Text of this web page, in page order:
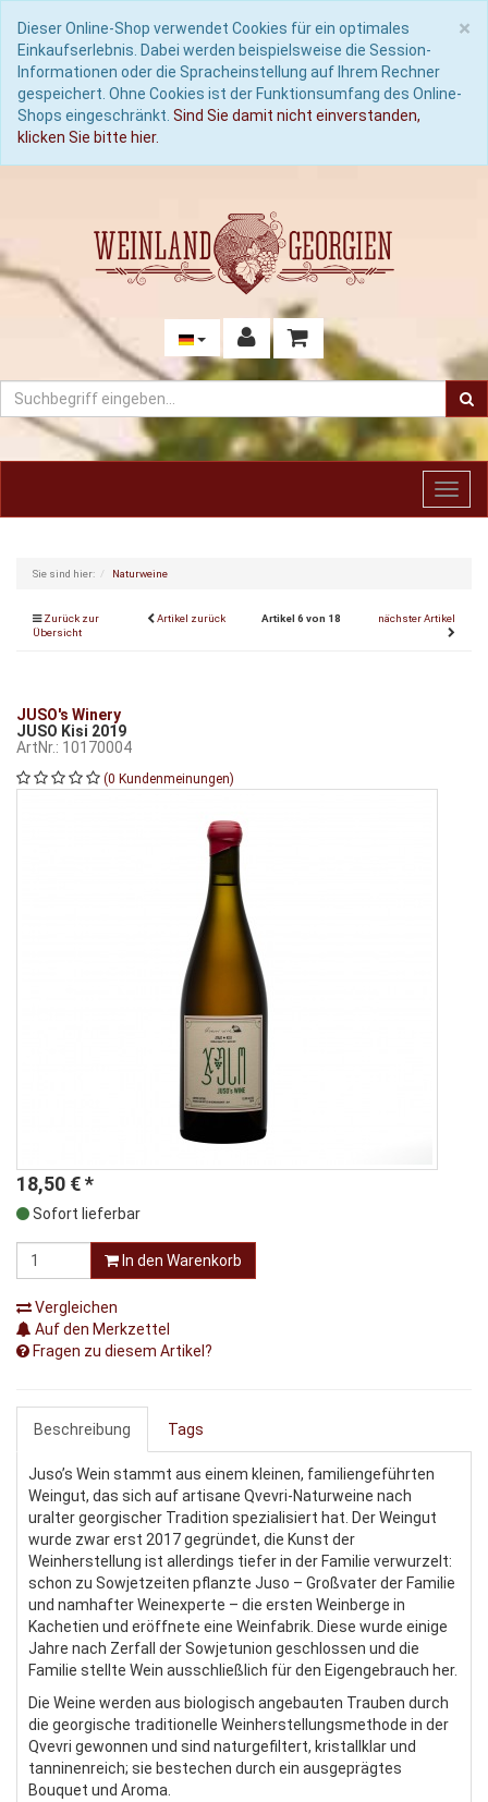
×
Dieser Online-Shop verwendet Cookies für ein optimales
Einkaufserlebnis. Dabei werden beispielsweise die Session-
Informationen oder die Spracheinstellung auf Ihrem Rechner
gespeichert. Ohne Cookies ist der Funktionsumfang des Online-
Shops eingeschränkt. Sind Sie damit nicht einverstanden,
klicken Sie bitte hier.
Sie sind hier: Naturweine
Zurück zur
Übersicht
Artikel zurück Artikel 6 von 18 nächster Artikel
JUSO's Winery
JUSO Kisi 2019
ArtNr.: 10170004
(0 Kundenmeinungen)
18,50 €*
Sofort lieferbar
In den Warenkorb
Vergleichen
Auf den Merkzettel
Fragen zu diesem Artikel?
Beschreibung Tags
Juso’s Wein stammt aus einem kleinen, familiengeführten
Weingut, das sich auf artisane Qvevri-Naturweine nach
uralter georgischer Tradition spezialisiert hat. Der Weingut
wurde zwar erst 2017 gegründet, die Kunst der
Weinherstellung ist allerdings tiefer in der Familie verwurzelt:
schon zu Sowjetzeiten pflanzte Juso – Großvater der Familie
und namhafter Weinexperte – die ersten Weinberge in
Kachetien und eröffnete eine Weinfabrik. Diese wurde einige
Jahre nach Zerfall der Sowjetunion geschlossen und die
Familie stellte Wein ausschließlich für den Eigengebrauch her.
Die Weine werden aus biologisch angebauten Trauben durch
die georgische traditionelle Weinherstellungsmethode in der
Qvevri gewonnen und sind naturgefiltert, kristallklar und
tanninenreich; sie bestechen durch ein ausgeprägtes
Bouquet und Aroma.